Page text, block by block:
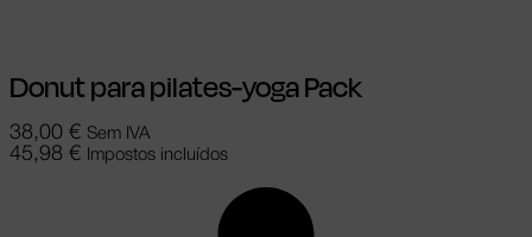
Donut para pilates-yoga Pack
38,00 € Sem IVA
45,98 € Impostos incluídos